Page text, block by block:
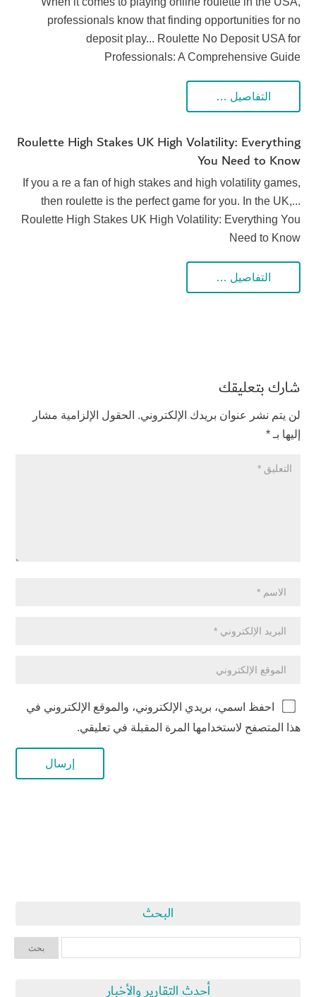
professionals know that finding opportunities for no
deposit play... Roulette No Deposit USA for
Professionals: A Comprehensive Guide
التفاصيل …
Roulette High Stakes UK High Volatility: Everything
You Need to Know
If you a re a fan of high stakes and high volatility games,
then roulette is the perfect game for you. In the UK,...
Roulette High Stakes UK High Volatility: Everything You
Need to Know
التفاصيل …
شارك بتعليقك
لن يتم نشر عنوان بريدك الإلكتروني. الحقول الإلزامية مشار
إليها بـ *
احفظ اسمي، بريدي الإلكتروني، والموقع الإلكتروني في
هذا المتصفح لاستخدامها المرة المقبلة في تعليقي.
البحث
أحدث التقارير والأخبار